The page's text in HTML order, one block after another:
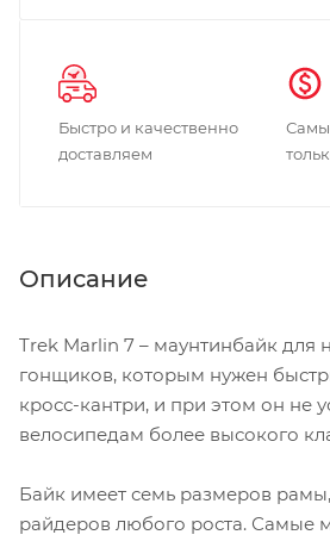
Быстро и качественно
доставляем
Описание
Trek Marlin 7 – маунтинбайк для
гонщиков, которым нужен
кросс-кантри, и при этом он не
велосипедам более высокого
Байк имеет семь размеров
райдеров любого роста. Самые